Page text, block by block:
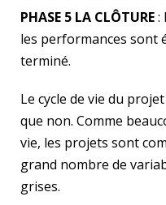
PHASE 5 LA CLÔTURE:
les performances sont
terminé.
Le cycle de vie du
que non. Comme
vie, les projets sont
grand nombre de
grises.